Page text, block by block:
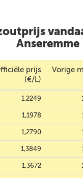
Anseremme
prijs
(€/L)
Vorige
1,2249
1,1978
1,2790
1,3849
1,3672